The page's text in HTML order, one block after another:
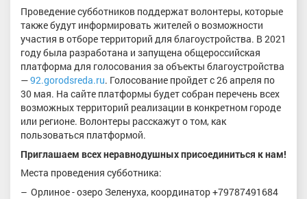
Проведение субботников поддержат волонтеры, которые
также будут информировать жителей о возможности
участия в отборе территорий для благоустройства. В 2021
году была разработана и запущена общероссийская
платформа для голосования за объекты благоустройства
—92.gorodsreda.ru. Голосование пройдет с 26 апреля по
30 мая. На сайте платформы будет собран перечень всех
возможных территорий реализации в конкретном городе
или регионе. Волонтеры расскажут о том, как
пользоваться платформой.
Приглашаем всех неравнодушных присоединиться к нам!
Места проведения субботника:
Орлиное - озеро Зеленуха, координатор +79787491684